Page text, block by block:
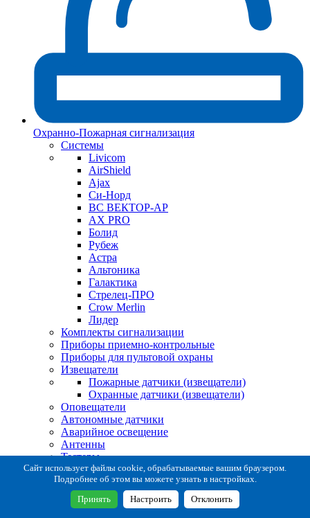
Охранно-Пожарная сигнализация
Системы
Livicom
AirShield
Ajax
Си-Норд
ВС ВЕКТОР-АР
AX PRO
Болид
Рубеж
Астра
Альтоника
Галактика
Стрелец-ПРО
Crow Merlin
Лидер
Комплекты сигнализации
Приборы приемно-контрольные
Приборы для пультовой охраны
Извещатели
Пожарные датчики (извещатели)
Охранные датчики (извещатели)
Оповещатели
Автономные датчики
Аварийное освещение
Антенны
Тестеры
Система сбора извещений
Расходные и монтажные материалы
Коробки коммутационные
Кронштейны для извещателей
Сайт использует файлы cookie, обрабатываемые вашим браузером.
Подробнее об этом вы можете узнать в настройках.
Принять Настроить Отклонить